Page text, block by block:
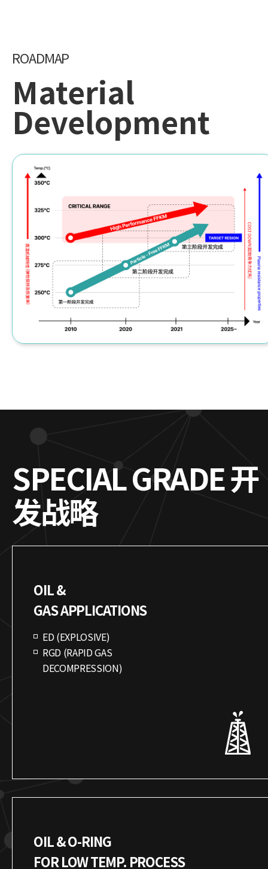
ROADMAP
Material
Development
SPECIALGRADE开
发战略
OIL &
GAS APPLICATIONS
ED (EXPLOSIVE)
RGD (RAPID GAS
DECOMPRESSION)
OIL & O-RING
FOR LOW TEMP. PROCESS